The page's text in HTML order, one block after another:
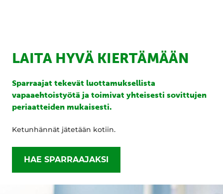
LAITA HYVÄ KIERTÄMÄÄN
Sparraajat tekevät luottamuksellista
vapaaehtoistyötä ja toimivat yhteisesti sovittujen
periaatteiden mukaisesti.
Ketunhännät jätetään kotiin.
HAE SPARRAAJAKSI